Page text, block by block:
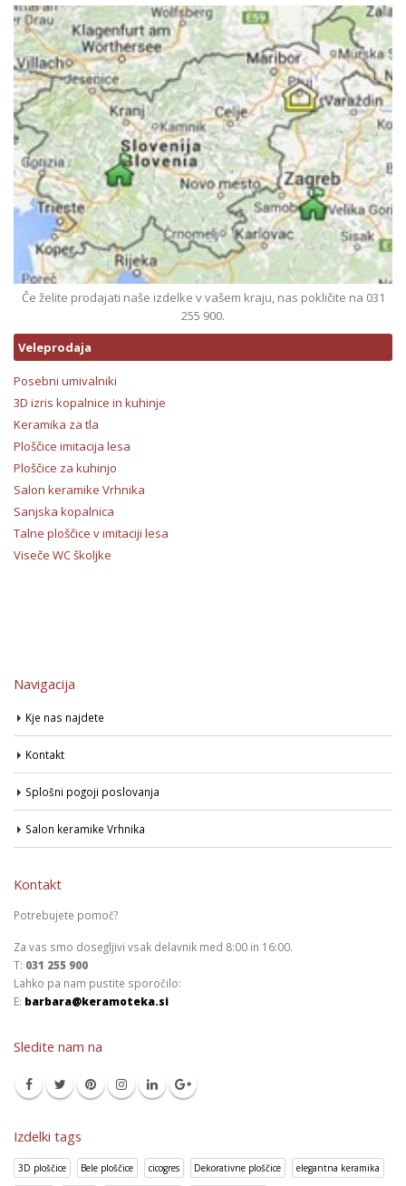
Če želite prodajati naše izdelke v vašem kraju, nas pokličite na 031
255 900.
Veleprodaja
Posebni umivalniki
3D izris kopalnice in kuhinje
Keramika za tla
Ploščice imitacija lesa
Ploščice za kuhinjo
Salon keramike Vrhnika
Sanjska kopalnica
Talne ploščice v imitaciji lesa
Viseče WC školjke
Navigacija
Kje nas najdete
Kontakt
Splošni pogoji poslovanja
Salon keramike Vrhnika
Kontakt
Potrebujete pomoč?
Za vas smo dosegljivi vsak delavnik med 8:00 in 16:00.
T: 031 255 900
Lahko pa nam pustite sporočilo:
E: barbara@keramoteka.si
Sledite nam na
Izdelki tags
3D ploščice Bele ploščice cicogres Dekorativne ploščice elegantna keramika